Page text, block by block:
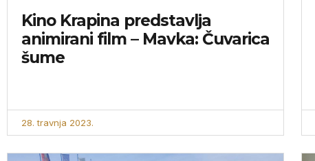
Kino Krapina predstavlja
animirani film – Mavka: Čuvarica
šume
28. travnja 2023.